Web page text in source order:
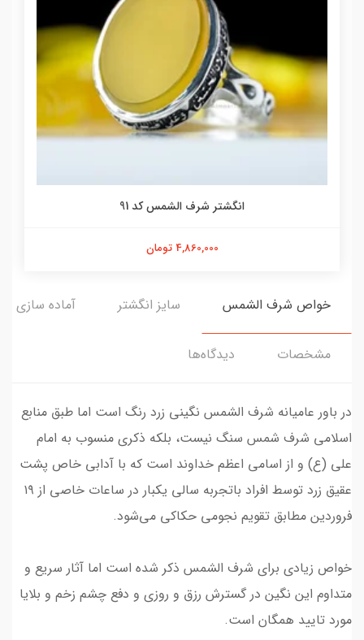
انگشتر شرف الشمس کد 91
4,860,000 تومان
خواص شرف الشمس سایز انگشتر آماده سازی و
مشخصات دیدگاه‌ها
در باور عامیانه شرف الشمس نگینی زرد رنگ است اما طبق منابع
اسلامی شرف شمس سنگ نیست، بلکه ذکری منسوب به امام
علی (ع) و از اسامی اعظم خداوند است که با آدابی خاص پشت
عقیق زرد توسط افراد باتجربه سالی یکبار در ساعات خاصی از ۱۹
فروردین مطابق تقویم‌ نجومی حکاکی می‌شود.
خواص زیادی برای شرف الشمس ذکر شده است اما آثار سریع و
متداوم این نگین در گسترش رزق و روزی و دفع چشم زخم و بلایا
مورد تایید همگان است.